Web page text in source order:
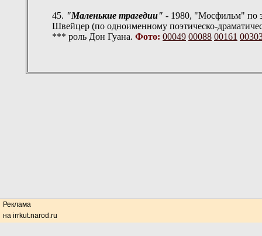
45. "Маленькие трагедии" - 1980, "Мосфильм" по
Швейцер (по одноименному поэтическо-
*** роль Дон Гуана. Фото: 00049 00088 00161
Реклама
на irrkut.narod.ru